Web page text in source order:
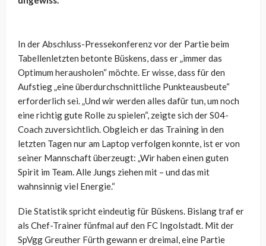
In der Abschluss-Pressekonferenz vor der Partie beim
Tabellenletzten betonte Büskens, dass er „immer das
Optimum herausholen“ möchte. Er wisse, dass für den
Aufstieg „eine überdurchschnittliche Punkteausbeute“
erforderlich sei. „Und wir werden alles dafür tun, um noch
eine richtig gute Rolle zu spielen“, zeigte sich der S04-
Coach zuversichtlich. Obgleich er das Training in den
letzten Tagen nur am Laptop verfolgen konnte, ist er von
seiner Mannschaft überzeugt: „Wir haben einen guten
Spirit im Team. Alle Jungs ziehen mit – und das mit
wahnsinnig viel Energie.“
Die Statistik spricht eindeutig für Büskens. Bislang traf er
als Chef-Trainer fünfmal auf den FC Ingolstadt. Mit der
SpVgg Greuther Fürth gewann er dreimal, eine Partie